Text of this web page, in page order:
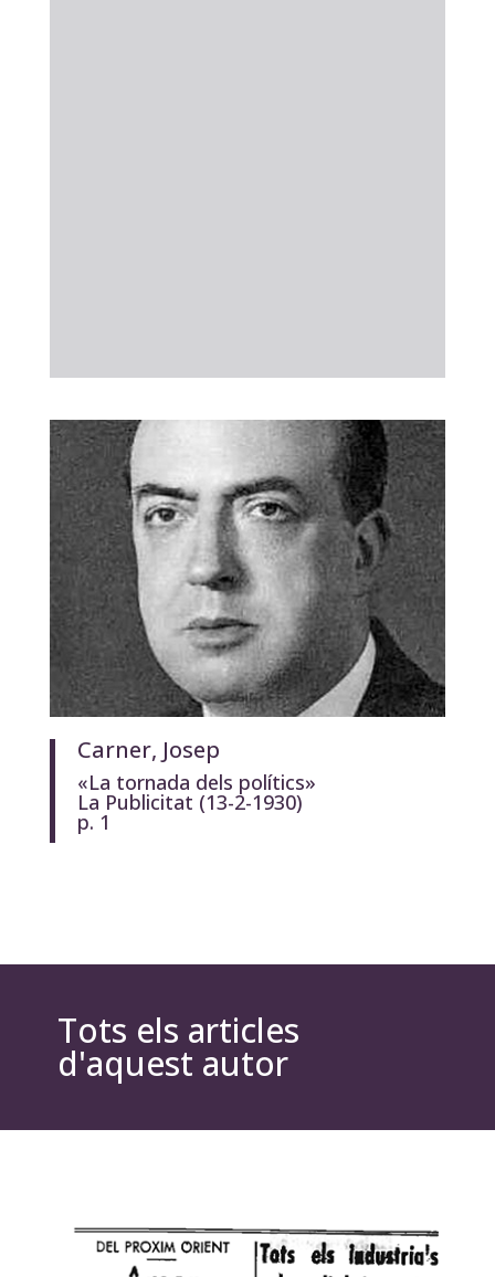
Carner, Josep
«La tornada dels polítics»
La Publicitat (13-2-1930)
p. 1
Tots els articles
d'aquest autor